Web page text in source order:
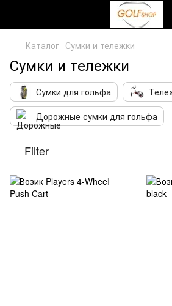
Каталог Сумки и тележки
Сумки и тележки
Сумки для гольфа
Дорожные сумки для гольфа
Filter